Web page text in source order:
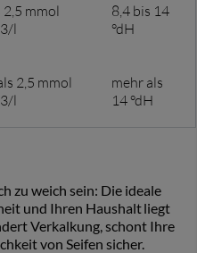
2,5 mmol
l
8,4 bis 14
°dH
2,5 mmol
l
mehr als
14 °dH
zu weich sein: Die ideale
und Ihren Haushalt liegt
Verkalkung, schont Ihre
von Seifen sicher.